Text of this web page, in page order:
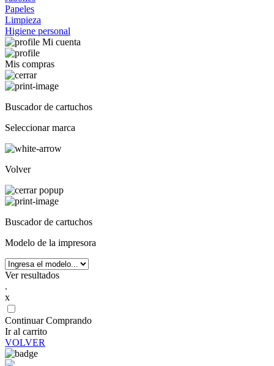
Papeles
Limpieza
Higiene personal
Mi cuenta
Mis compras
Buscador de cartuchos
Seleccionar marca
Volver
Buscador de cartuchos
Modelo de la impresora
Ver resultados
.
x
Continuar Comprando
Ir al carrito
VOLVER